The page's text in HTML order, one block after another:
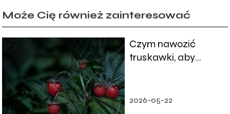
Może Cię również zainteresować
Czym nawozić
truskawki, aby
2026-05-22